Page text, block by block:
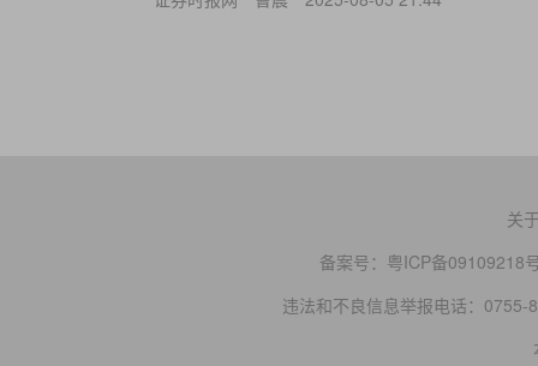
关
备案号： 粤ICP备09109218
违法和不良信息举报电话：0755-